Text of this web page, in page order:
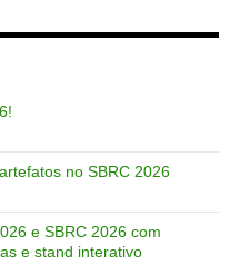
no SBRC 2026
e SBRC 2026 com
e stand interativo